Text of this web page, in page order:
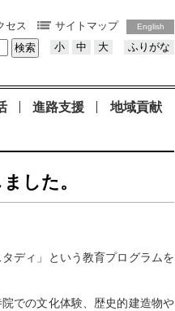
セス サイトマップ English
小 中 大 ふりがな
進路支援 地域貢献
した。
ディ」という教育プログラムを
での文化体験、歴史的建造物や